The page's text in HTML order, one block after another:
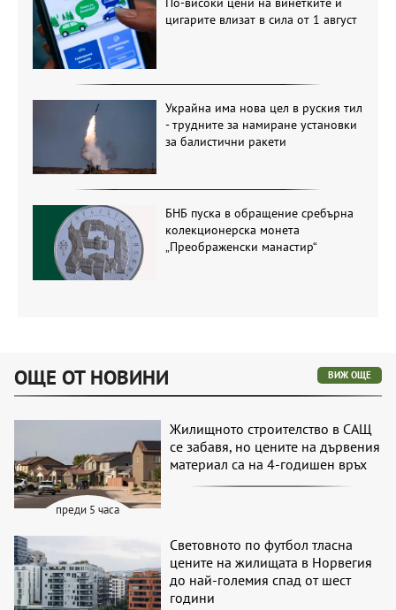
цигарите влизат в сила от 1 август
Украйна има нова цел в руския тил
- трудните за намиране установки
за балистични ракети
БНБ пуска в обращение сребърна
колекционерска монета
„Преображенски манастир“
ОЩЕ ОТ НОВИНИ ВИЖ ОЩЕ
преди 5 часа
Жилищното строителство в САЩ
се забавя, но цените на дървения
материал са на 4-годишен връх
Световното по футбол тласна
цените на жилищата в Норвегия
до най-големия спад от шест
години